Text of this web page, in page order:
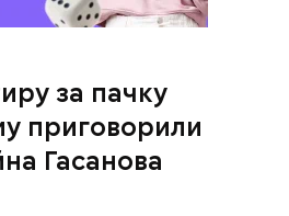
за пачку
приговорили
Гасанова